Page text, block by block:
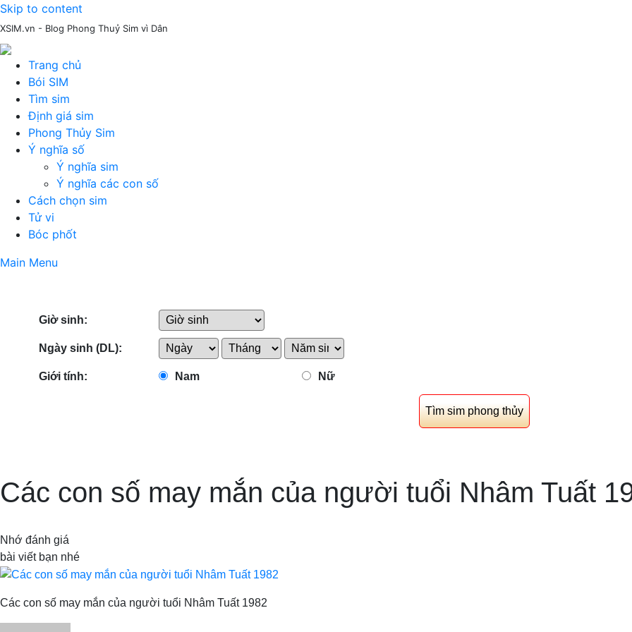
Skip to content
XSIM.vn - Blog Phong Thuỷ Sim vì Dân
Trang chủ
Bói SIM
Tìm sim
Định giá sim
Phong Thủy Sim
Ý nghĩa số
Ý nghĩa sim
Ý nghĩa các con số
Cách chọn sim
Tử vi
Bóc phốt
Main Menu
Giờ sinh:
Ngày sinh (DL):
Giới tính: Nam Nữ
Các con số may mắn của người tuổi Nhâm Tuất
Nhớ đánh giá
bài viết bạn nhé
Các con số may mắn của người tuổi Nhâm Tuất 1982